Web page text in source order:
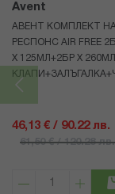
Avent
АВЕНТ КОМПЛЕКТ
РЕСПОНС AIR FREE
Х 125МЛ+2БР Х
46,13 € / 90.22 лв.
61,50 € / 120.28 лв.